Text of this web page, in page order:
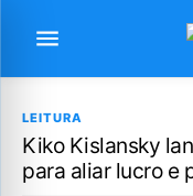
LEITURA
Kiko Kislansky
para aliar lucro e